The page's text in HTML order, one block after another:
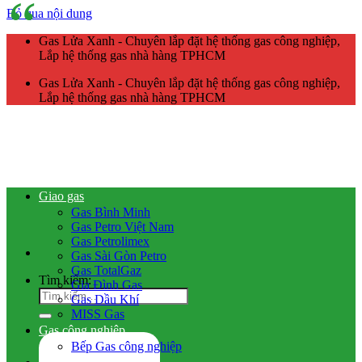
Bỏ qua nội dung
Gas Lửa Xanh - Chuyên lắp đặt hệ thống gas công nghiệp,
Lắp hệ thống gas nhà hàng TPHCM
Gas Lửa Xanh - Chuyên lắp đặt hệ thống gas công nghiệp,
Lắp hệ thống gas nhà hàng TPHCM
Tìm kiếm:
Giao gas
Gas Bình Minh
Gas Petro Việt Nam
Gas Petrolimex
Gas Sài Gòn Petro
Gas TotalGaz
Gia Đình Gas
Gas Dầu Khí
MISS Gas
Gas công nghiệp
Bếp Gas công nghiệp